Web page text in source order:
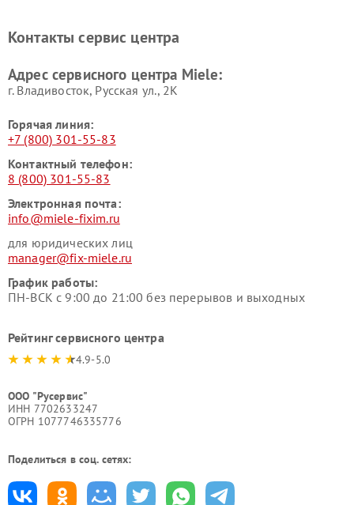
Miele
Miele
пылесосов Miele
Контакты сервис центра
Адрес сервисного центра Miele:
г. Владивосток, Русская ул., 2К
Горячая линия:
+7 (800) 301-55-83
Контактный телефон:
8 (800) 301-55-83
Электронная почта:
info@miele-fixim.ru
для юридических лиц
manager@fix-miele.ru
График работы:
ПН-ВСК с 9:00 до 21:00 без перерывов и выходных
Рейтинг сервисного центра
4.9-5.0
ООО "Русервис"
ИНН 7702633247
ОГРН 1077746335776
Поделиться в соц. сетях: